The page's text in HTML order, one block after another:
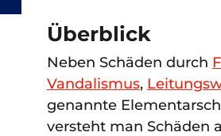
Überblick
Neben Schäden durch
Vandalismus,
genannte
versteht man Schäden